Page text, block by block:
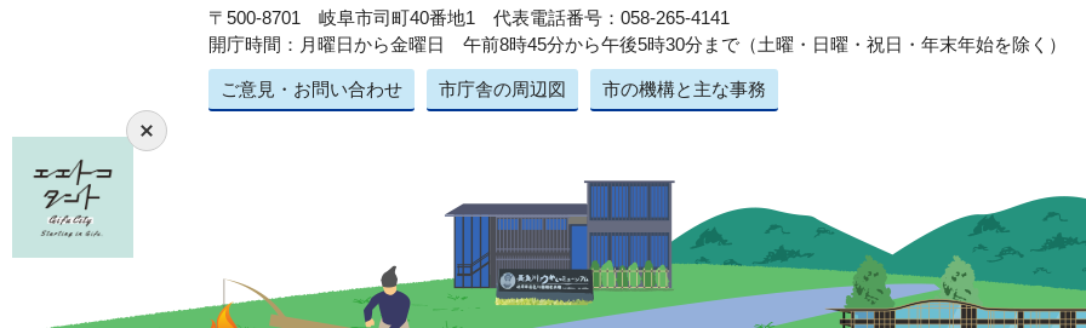
〒500-8701 岐阜市司町40番地1 代表電話番号：058-265-4141
開庁時間：月曜日から金曜日 午前8時45分から午後5時30分まで（土曜・日曜・祝日・年末年始を除く）
ご意見・お問い合わせ 市庁舎の周辺図 市の機構と主な事務